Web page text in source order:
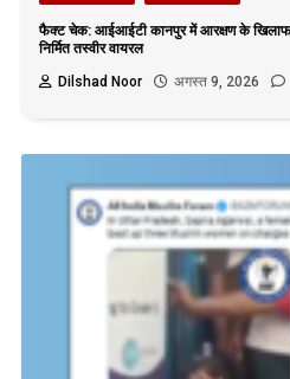
फैक्ट चेक: आईआईटी कानपुर में आरक्षण के खिलाफ
निर्मित तस्वीर वायरल
Dilshad Noor
अगस्त 9, 2026